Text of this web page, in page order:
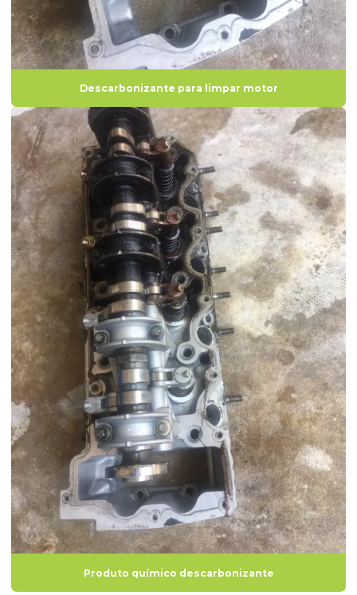
Descarbonizante para limpar motor
Produto químico descarbonizante